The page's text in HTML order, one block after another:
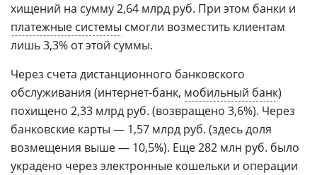
хищений на сумму 2,64 млрд руб. При этом банки и
платежные системы смогли возместить клиентам
лишь 3,3% от этой суммы.
Через счета дистанционного банковского
обслуживания (интернет-банк, мобильный банк)
похищено 2,33 млрд руб. (возвращено 3,6%). Через
банковские карты — 1,57 млрд руб. (здесь доля
возмещения выше — 10,5%). Еще 282 млн руб. было
украдено через электронные кошельки и операции